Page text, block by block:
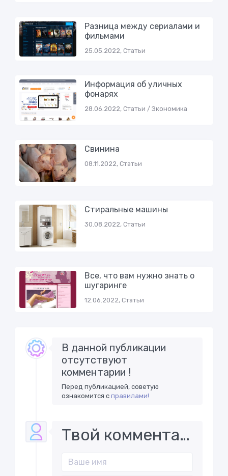
Разница между сериалами и
фильмами
25.05.2022, Статьи
Информация об уличных
фонарях
28.06.2022, Статьи / Экономика
Cвинина
08.11.2022, Статьи
Cтиральные машины
30.08.2022, Статьи
Все, что вам нужно знать о
шугаринге
12.06.2022, Статьи
В данной публикации
отсутствуют
комментарии !
Перед публикацией, советую
ознакомится справилами!
Твой комментарий..